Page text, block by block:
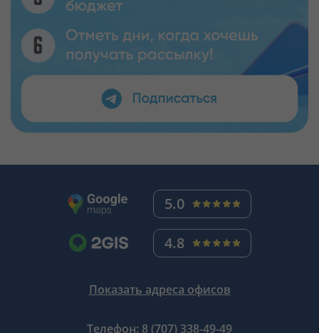
5.0
4.8
Показать адреса офисов
Телефон: 8 (707) 338-49-49